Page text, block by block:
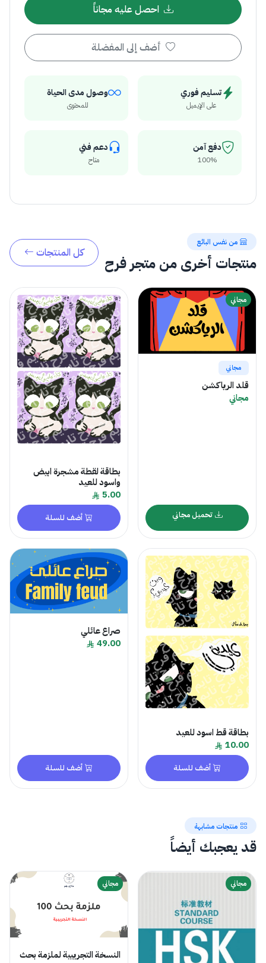
احصل عليه مجاناً
أضف إلى المفضلة
تسليم فوري
على الإيميل
وصول مدى الحياة
للمحتوى
دفع آمن
100%
دعم فني
متاح
من نفس البائع
منتجات أخرى من متجر فرح
كل المنتجات
مجاني
مجاني
قلد الرياكشن
مجاني
تحميل مجاني
بطاقة لقطة مشجرة ابيض
واسود للعيد
5.00
أضف للسلة
بطاقة قط اسود للعيد
10.00
أضف للسلة
صراع عائلي
49.00
أضف للسلة
منتجات مشابهة
قد يعجبك أيضاً
مجاني مجاني
النسخة التجريبية لملزمة بحث